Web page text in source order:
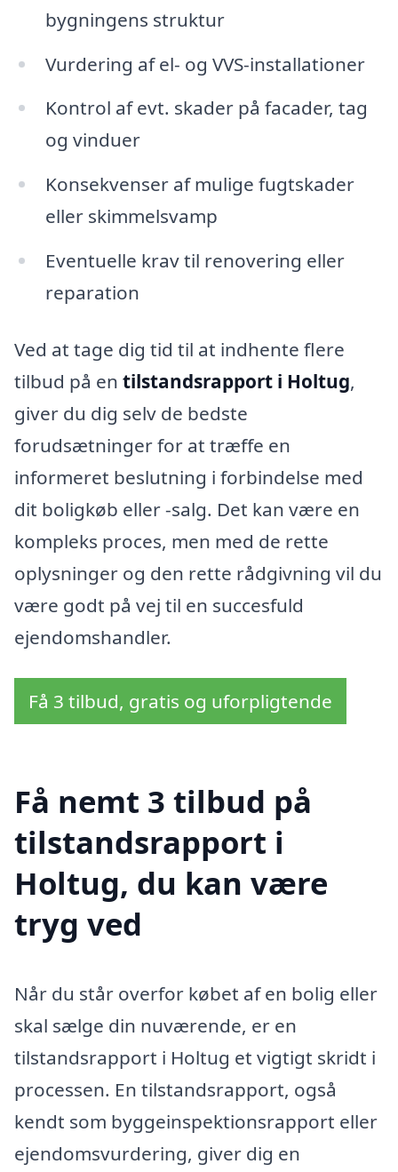
bygningens struktur
Vurdering af el- og VVS-installationer
Kontrol af evt. skader på facader, tag
og vinduer
Konsekvenser af mulige fugtskader
eller skimmelsvamp
Eventuelle krav til renovering eller
reparation
Ved at tage dig tid til at indhente flere
tilbud på en tilstandsrapport i Holtug,
giver du dig selv de bedste
forudsætninger for at træffe en
informeret beslutning i forbindelse med
dit boligkøb eller -salg. Det kan være en
kompleks proces, men med de rette
oplysninger og den rette rådgivning vil du
være godt på vej til en succesfuld
ejendomshandler.
Få 3 tilbud, gratis og uforpligtende
Få nemt 3 tilbud på
tilstandsrapport i
Holtug, du kan være
tryg ved
Når du står overfor købet af en bolig eller
skal sælge din nuværende, er en
tilstandsrapport i Holtug et vigtigt skridt i
processen. En tilstandsrapport, også
kendt som byggeinspektionsrapport eller
ejendomsvurdering, giver dig en